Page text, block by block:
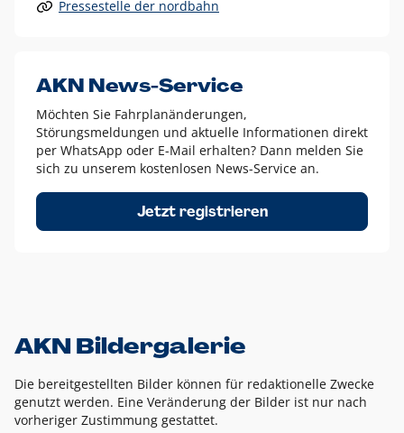
Alle anderen Logo-Varianten dürfen nur in Ausnahmefällen
Diese Ausnahmen sind zum Beispiel:
dem AKN Blau,
weißes Logo auf Fotohintergründen,
schwarzes Logo für reine Schwarz-Weiß-Umsetzungen
Um das Logo herum muss ein Schutzraum von jeweils einer
Höhe bzw. Breite des N aus AKN in alle Richtungen
Pressestelle der nordbahn
AKN News-Service
Möchten Sie Fahrplanänderungen,
Störungsmeldungen und aktuelle Informationen direkt
per WhatsApp oder E-Mail erhalten? Dann melden Sie
sich zu unserem kostenlosen News-Service an.
Jetzt registrieren
AKN Bildergalerie
Die bereitgestellten Bilder können für redaktionelle Zwecke
genutzt werden. Eine Veränderung der Bilder ist nur nach
vorheriger Zustimmung gestattet.